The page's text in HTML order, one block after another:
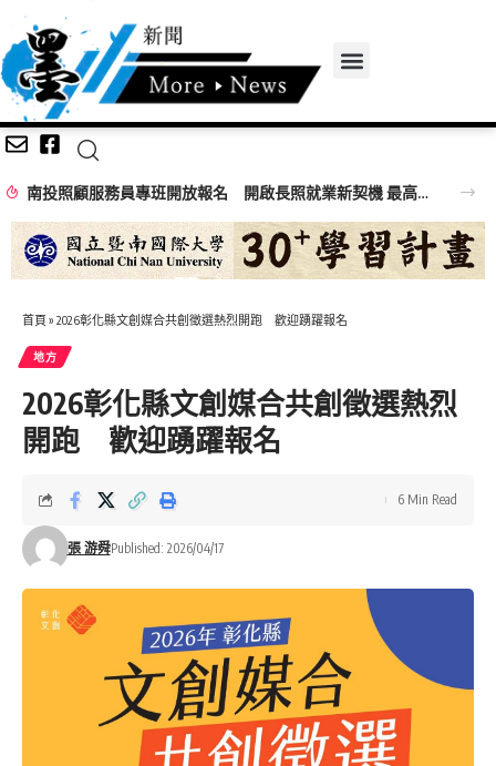
南投照顧服務員專班開放報名 開啟長照就業新契機 最高補助全額訓練費
首頁 » 2026彰化縣文創媒合共創徵選熱烈開跑 歡迎踴躍報名
地方
2026彰化縣文創媒合共創徵選熱烈
開跑 歡迎踴躍報名
張 游舜Published: 2026/04/17
6 Min Read